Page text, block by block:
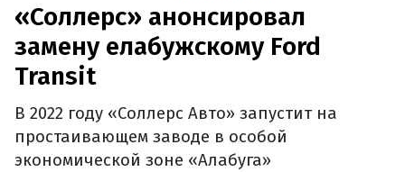
«Соллерс» анонсировал
замену елабужскому Ford
Transit
В 2022 году «Соллерс Авто» запустит на
простаивающем заводе в особой
экономической зоне «Алабуга»